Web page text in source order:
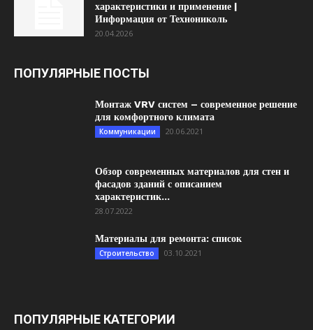
характеристики и применение |
Информация от Технониколь
20.04.2026
ПОПУЛЯРНЫЕ ПОСТЫ
Монтаж VRV систем – современное решение
для комфортного климата
Коммуникации 20.06.2021
Обзор современных материалов для стен и
фасадов зданий с описанием
характеристик...
28.07.2022
Материалы для ремонта: список
Строительство 03.10.2021
ПОПУЛЯРНЫЕ КАТЕГОРИИ